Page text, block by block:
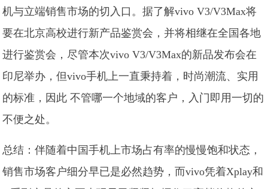
机与立端销售市场的切入口。据了解vivo V3/V3Max将
要在北京高校进行新产品鉴赏会，并将相继在全国各地
进行鉴赏会，尽管本次vivo V3/V3Max的新品发布会在
印尼举办，但vivo手机上一直秉持着，时尚潮流、实用
的标准，因此 不管哪一个地域的客户，入门即用一切的
不便之处。
总结：伴随着中国手机上市场占有率的慢慢饱和状态，
销售市场客户细分早已是必然趋势，而vivo凭着Xplay和